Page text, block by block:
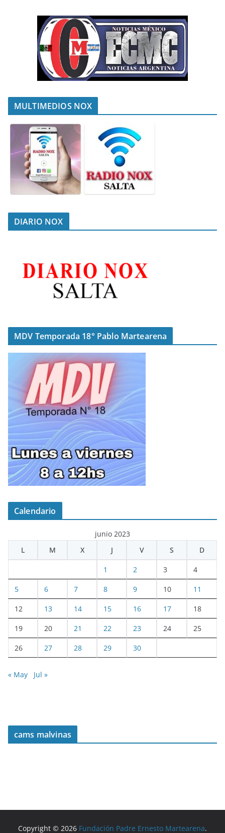
MULTIMEDIOS NOX
DIARIO NOX
MDV Temporada 18° Pablo Martearena
Calendario
junio 2023
L
M X J V S D
1 2 3 4
5 6 7 8 9 10 11
12 13 14 15 16 17 18
19 20 21 22 23 24 25
26 27 28 29 30
« May Jul »
cams malvinas
Copyright © 2026 Fundación Padre Ernesto Martearena.